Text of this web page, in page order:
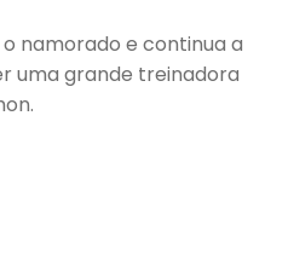
namorado e continua a
uma grande treinadora